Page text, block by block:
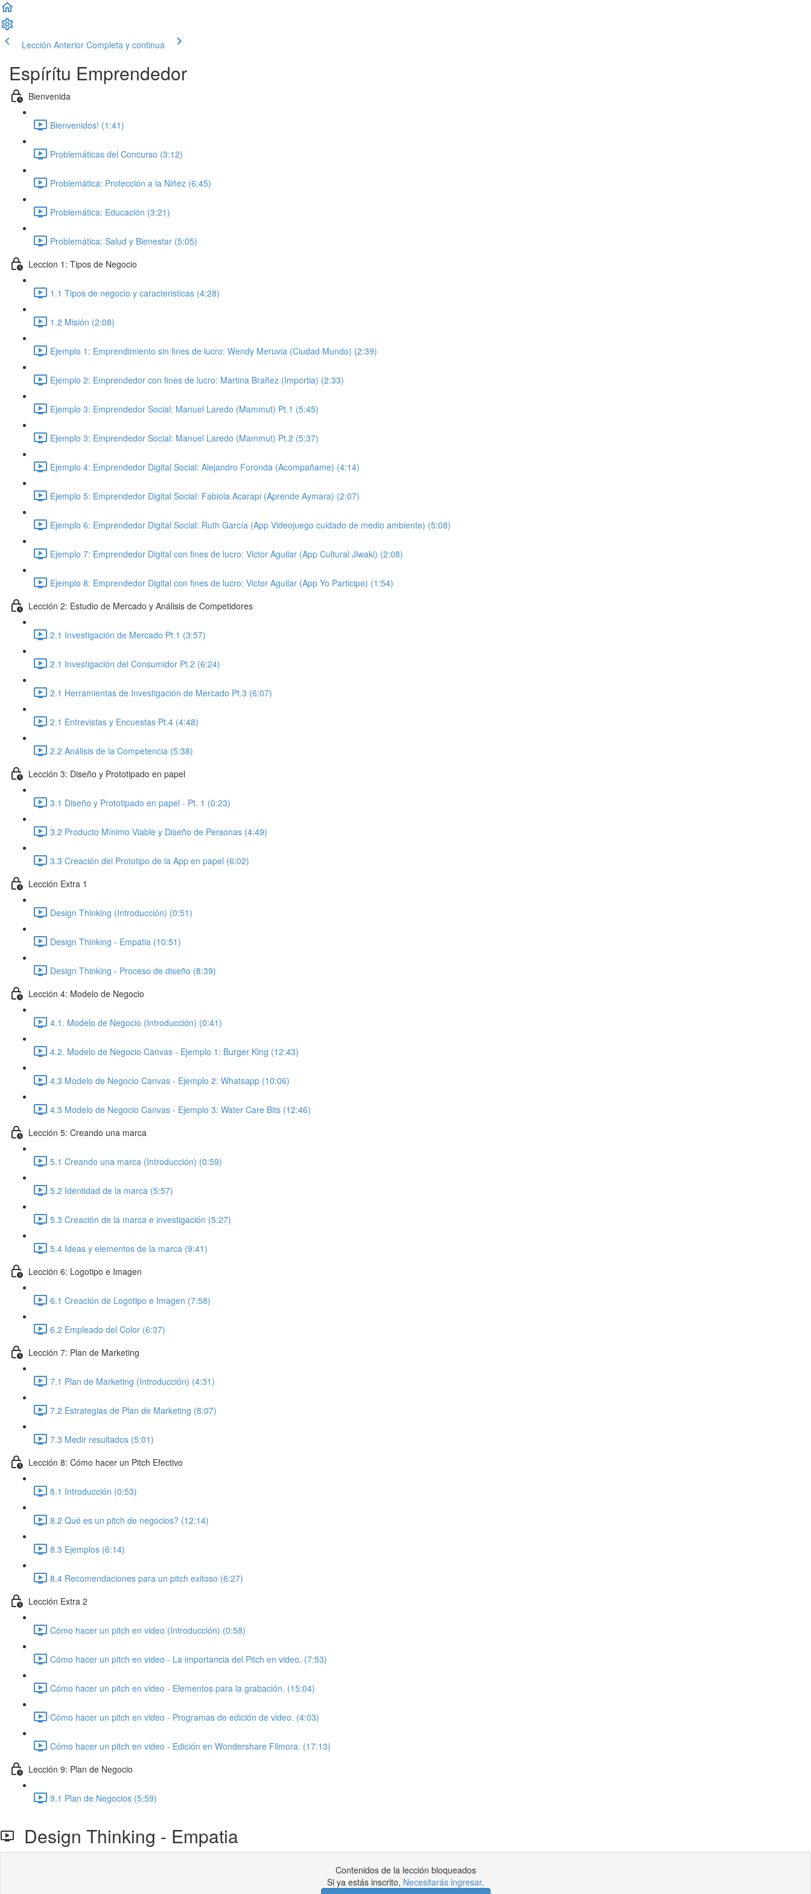
Lección Anterior Completa y continua
Espírítu Emprendedor
Bienvenida
Bienvenidos! (1:41)
Problemáticas del Concurso (3:12)
Problemática: Protección a la Niñez (6:45)
Problemática: Educación (3:21)
Problemática: Salud y Bienestar (5:05)
Leccion 1: Tipos de Negocio
1.1 Tipos de negocio y caracteristicas (4:28)
1.2 Misión (2:08)
Ejemplo 1: Emprendimiento sin fines de lucro: Wendy Meruvia (Ciudad Mundo) (2:39)
Ejemplo 2: Emprendedor con fines de lucro: Martina Brañez (Importia) (2:33)
Ejemplo 3: Emprendedor Social: Manuel Laredo (Mammut) Pt.1 (5:45)
Ejemplo 3: Emprendedor Social: Manuel Laredo (Mammut) Pt.2 (5:37)
Ejemplo 4: Emprendedor Digital Social: Alejandro Foronda (Acompañame) (4:14)
Ejemplo 5: Emprendedor Digital Social: Fabiola Acarapi (Aprende Aymara) (2:07)
Ejemplo 6: Emprendedor Digital Social: Ruth García (App Videojuego cuidado de medio ambiente) (5:08)
Ejemplo 7: Emprendedor Digital con fines de lucro: Victor Aguilar (App Cultural Jiwaki) (2:08)
Ejemplo 8: Emprendedor Digital con fines de lucro: Victor Aguilar (App Yo Participo) (1:54)
Lección 2: Estudio de Mercado y Análisis de Competidores
2.1 Investigación de Mercado Pt.1 (3:57)
2.1 Investigación del Consumidor Pt.2 (6:24)
2.1 Herramientas de Investigación de Mercado Pt.3 (6:07)
2.1 Entrevistas y Encuestas Pt.4 (4:48)
2.2 Análisis de la Competencia (5:38)
Lección 3: Diseño y Prototipado en papel
3.1 Diseño y Prototipado en papel - Pt. 1 (0:23)
3.2 Producto Mínimo Viable y Diseño de Personas (4:49)
3.3 Creación del Prototipo de la App en papel (6:02)
Lección Extra 1
Design Thinking (Introducción) (0:51)
Design Thinking - Empatia (10:51)
Design Thinking - Proceso de diseño (8:39)
Lección 4: Modelo de Negocio
4.1. Modelo de Negocio (Introducción) (0:41)
4.2. Modelo de Negocio Canvas - Ejemplo 1: Burger King (12:43)
4.3 Modelo de Negocio Canvas - Ejemplo 2: Whatsapp (10:06)
4.3 Modelo de Negocio Canvas - Ejemplo 3: Water Care Bits (12:46)
Lección 5: Creando una marca
5.1 Creando una marca (Introducción) (0:59)
5.2 Identidad de la marca (5:57)
5.3 Creación de la marca e investigación (5:27)
5.4 Ideas y elementos de la marca (9:41)
Lección 6: Logotipo e Imagen
6.1 Creación de Logotipo e Imagen (7:58)
6.2 Empleado del Color (6:37)
Lección 7: Plan de Marketing
7.1 Plan de Marketing (Introducción) (4:31)
7.2 Estrategias de Plan de Marketing (8:07)
7.3 Medir resultados (5:01)
Lección 8: Cómo hacer un Pitch Efectivo
8.1 Introducción (0:53)
8.2 Qué es un pitch de negocios? (12:14)
8.3 Ejemplos (6:14)
8.4 Recomendaciones para un pitch exitoso (6:27)
Lección Extra 2
Cómo hacer un pitch en video (Introducción) (0:58)
Cómo hacer un pitch en video - La importancia del Pitch en video. (7:53)
Cómo hacer un pitch en video - Elementos para la grabación. (15:04)
Cómo hacer un pitch en video - Programas de edición de video. (4:03)
Cómo hacer un pitch en video - Edición en Wondershare Filmora. (17:13)
Lección 9: Plan de Negocio
9.1 Plan de Negocios (5:59)
Design Thinking - Empatia
Contenidos de la lección bloqueados
Si ya estás inscrito, Necesitarás ingresar.